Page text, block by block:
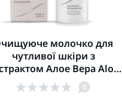
молочко для
чутливої шкіри з
Алое Вера Aloe
Sensitive Cleansing Milk
Dr.Spiller 100мл
0